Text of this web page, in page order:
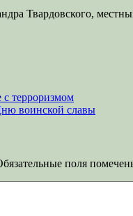
Твардовского,
терроризмом
воинской славы
поля